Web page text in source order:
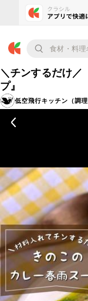
＼チンするだけ／
プ』
低空飛行キッチン（調理